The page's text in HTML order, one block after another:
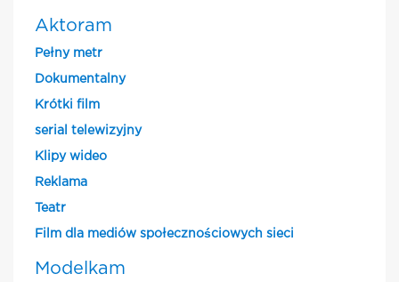
Aktoram
Pełny metr
Dokumentalny
Krótki film
serial telewizyjny
Klipy wideo
Reklama
Teatr
Film dla mediów społecznościowych sieci
Modelkam